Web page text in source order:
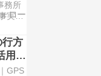
暮ら
トナ
務所
実と
て、
にお
する
3日、
た。
行方
用で
で
GPS